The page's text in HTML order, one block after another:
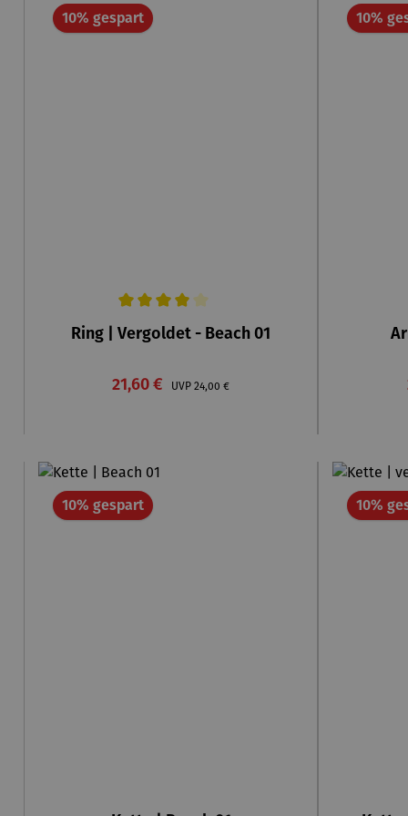
10% gespartRabatt
Durchschnittliche Bewertung von 4 von 5 Sternen
Ring | Vergoldet - Beach 01
Verkaufspreis:
21,60 € UVP Regulärer Preis:
24,00 €
10%
10% gespartRabatt 10%